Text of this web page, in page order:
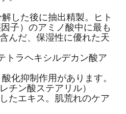
した後に抽出精製。ヒト
子）のアミノ酸中に最も
んだ、保湿性に優れた天
トラヘキシルデカン酸ア
化抑制作用があります。
チン酸ステアリル）
たエキス。肌荒れのケア